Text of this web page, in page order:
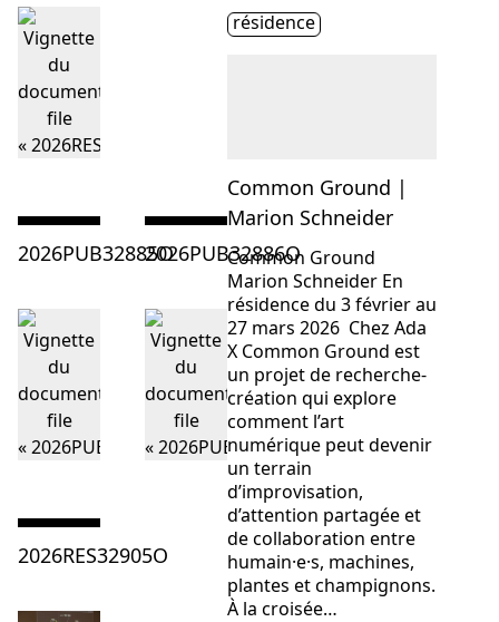
2026PUB32885O2026PUB32886O
2026RES32905O
Consulter « 2026RES32905O »
Common Ground |
Marion Schneider
Étiquette(s)
résidence
Common Ground
Marion Schneider En
résidence du 3 février au
27 mars 2026 Chez Ada
X Common Ground est
un projet de recherche-
création qui explore
comment l’art
numérique peut devenir
un terrain
d’improvisation,
d’attention partagée et
de collaboration entre
humain·e·s, machines,
plantes et champignons.
À la croisée…